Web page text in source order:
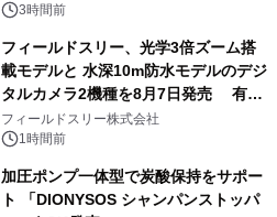
3時間前
フィールドスリー、光学3倍ズーム搭
載モデルと 水深10m防水モデルのデジ
タルカメラ2機種を8月7日発売 有効
約1300万画素、用途別に選べるコンデ
ジ新登場
フィールドスリー株式会社
1時間前
加圧ポンプ一体型で炭酸保持をサポー
ト 「DIONYSOS シャンパンストッパ